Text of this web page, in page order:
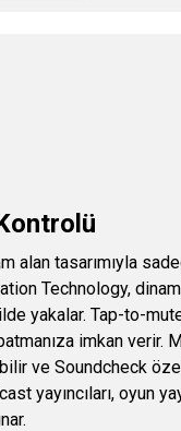
tasarımıyla
Technology,
yakalar. Tap-to-
imkan verir.
ve Soundcheck
yayıncıları, oyun